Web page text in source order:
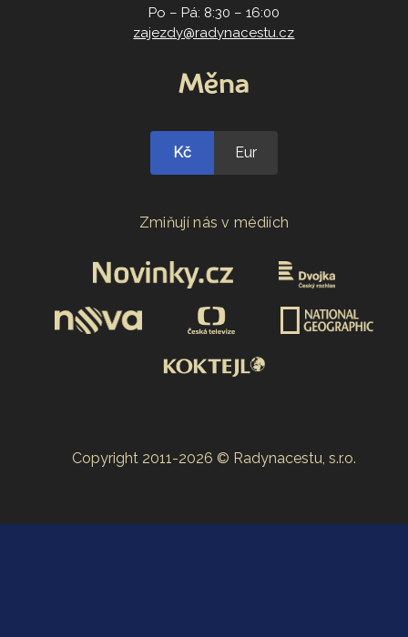
Po – Pá: 8:30 – 16:00
zajezdy@radynacestu.cz
Měna
Kč Eur
Zmiňují nás v médiích
Copyright 2011-2026 © Radynacestu, s.r.o.